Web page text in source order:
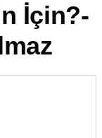
İçin?-